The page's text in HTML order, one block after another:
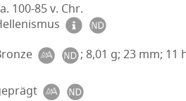
100-85 v. Chr.
; 8,01 g; 23 mm; 11